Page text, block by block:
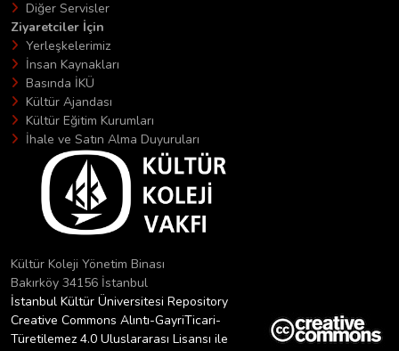
Diğer Servisler
Ziyaretciler İçin
Yerleşkelerimiz
İnsan Kaynakları
Basında İKÜ
Kültür Ajandası
Kültür Eğitim Kurumları
İhale ve Satın Alma Duyuruları
Kültür Koleji Yönetim Binası
Bakırköy 34156 İstanbul
İstanbul Kültür Üniversitesi Repository
Creative Commons Alıntı-GayriTicari-
Türetilemez 4.0 Uluslararası Lisansı ile